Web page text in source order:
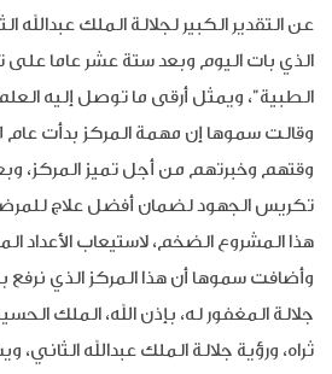
عن التقدير الكبير لجلالة الملك عبدالله
الذي بات اليوم وبعد ستة عشر عاما على
الطبية"، ويمثل أرقى ما توصل إليه
وقتهم وخبرتهم من أجل تميز المركز،
تكريس الجهود لضمان أفضل علاج
هذا المشروع الضخم، لاستيعاب الأعداد
وأضافت سموها أن هذا المركز الذي نرفع
جلالة المغفور له، بإذن الله، الملك
ثراه، ورؤية جلالة الملك عبدالله الثاني،